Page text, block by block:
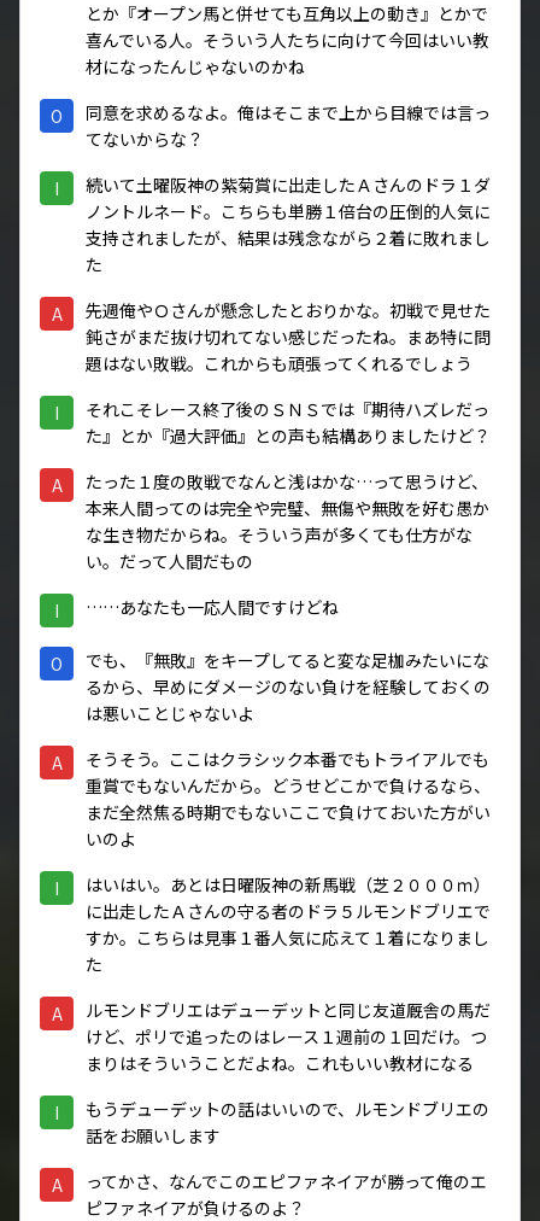
とか『オープン馬と併せても互角以上の動き』とかで
喜んでいる人。そういう人たちに向けて今回はいい教
材になったんじゃないのかね
O
同意を求めるなよ。俺はそこまで上から目線では言っ
てないからな？
I
続いて土曜阪神の紫菊賞に出走したＡさんのドラ１ダ
ノントルネード。こちらも単勝１倍台の圧倒的人気に
支持されましたが、結果は残念ながら２着に敗れまし
た
A
先週俺やＯさんが懸念したとおりかな。初戦で見せた
鈍さがまだ抜け切れてない感じだったね。まあ特に問
題はない敗戦。これからも頑張ってくれるでしょう
I
それこそレース終了後のＳＮＳでは『期待ハズレだっ
た』とか『過大評価』との声も結構ありましたけど？
A
たった１度の敗戦でなんと浅はかな…って思うけど、
本来人間ってのは完全や完璧、無傷や無敗を好む愚か
な生き物だからね。そういう声が多くても仕方がな
い。だって人間だもの
I ……あなたも一応人間ですけどね
O
でも、『無敗』をキープしてると変な足枷みたいにな
るから、早めにダメージのない負けを経験しておくの
は悪いことじゃないよ
A
そうそう。ここはクラシック本番でもトライアルでも
重賞でもないんだから。どうせどこかで負けるなら、
まだ全然焦る時期でもないここで負けておいた方がい
いのよ
I
はいはい。あとは日曜阪神の新馬戦（芝２０００ｍ）
に出走したＡさんの守る者のドラ５ルモンドブリエで
すか。こちらは見事１番人気に応えて１着になりまし
た
A
ルモンドブリエはデューデットと同じ友道厩舎の馬だ
けど、ポリで追ったのはレース１週前の１回だけ。つ
まりはそういうことだよね。これもいい教材になる
I
もうデューデットの話はいいので、ルモンドブリエの
話をお願いします
A
ってかさ、なんでこのエピファネイアが勝って俺のエ
ピファネイアが負けるのよ？